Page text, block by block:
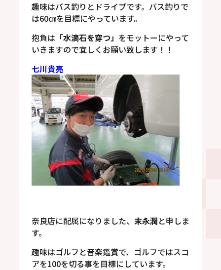
趣味はバス釣りとドライブです。バス釣りで
は60㎝を目標にやっています。
抱負は 「水滴石を穿つ」 をモットーにやって
いきますので宜しくお願い致します！！
七川貴亮
奈良店に配属になりました、 末永潤と申しま
す。
趣味はゴルフと音楽鑑賞で、ゴルフではスコ
アを100を切る事を目標にしています。